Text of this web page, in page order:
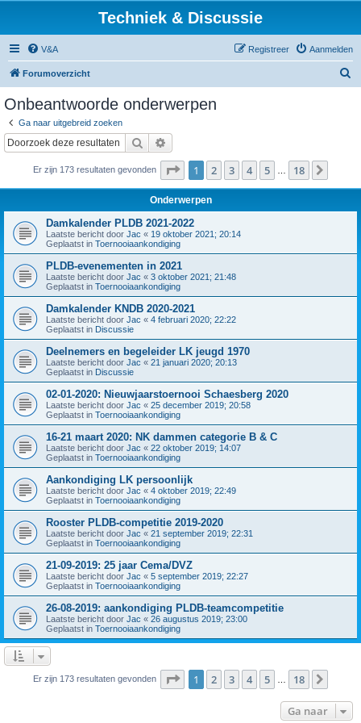
Techniek & Discussie
V&A Aanmelden
Registreer
Forumoverzicht
Onbeantwoorde onderwerpen
Ga naar uitgebreid zoeken
Zoek
Er zijn 173 resultaten gevonden Pagina van 18
1 2 3 4 5 18
Onderwerpen
Damkalender PLDB 2021-2022
Laatste bericht door Jac « 19 oktober 2021; 20:14
Geplaatst in Toernooiaankondiging
PLDB-evenementen in 2021
Laatste bericht door Jac « 3 oktober 2021; 21:48
Geplaatst in Toernooiaankondiging
Damkalender KNDB 2020-2021
Laatste bericht door Jac « 4 februari 2020; 22:22
Geplaatst in Discussie
Deelnemers en begeleider LK jeugd 1970
Laatste bericht door Jac « 21 januari 2020; 20:13
Geplaatst in Discussie
02-01-2020: Nieuwjaarstoernooi Schaesberg 2020
Laatste bericht door Jac « 25 december 2019; 20:58
Geplaatst in Toernooiaankondiging
16-21 maart 2020: NK dammen categorie B & C
Laatste bericht door Jac « 22 oktober 2019; 14:07
Geplaatst in Toernooiaankondiging
Aankondiging LK persoonlijk
Laatste bericht door Jac « 4 oktober 2019; 22:49
Geplaatst in Toernooiaankondiging
Rooster PLDB-competitie 2019-2020
Laatste bericht door Jac « 21 september 2019; 22:31
Geplaatst in Toernooiaankondiging
21-09-2019: 25 jaar Cema/DVZ
Laatste bericht door Jac « 5 september 2019; 22:27
Geplaatst in Toernooiaankondiging
26-08-2019: aankondiging PLDB-teamcompetitie
Laatste bericht door Jac « 26 augustus 2019; 23:00
Geplaatst in Toernooiaankondiging
Er zijn 173 resultaten gevonden Pagina van 18
1 2 3 4 5 18
Ga naar